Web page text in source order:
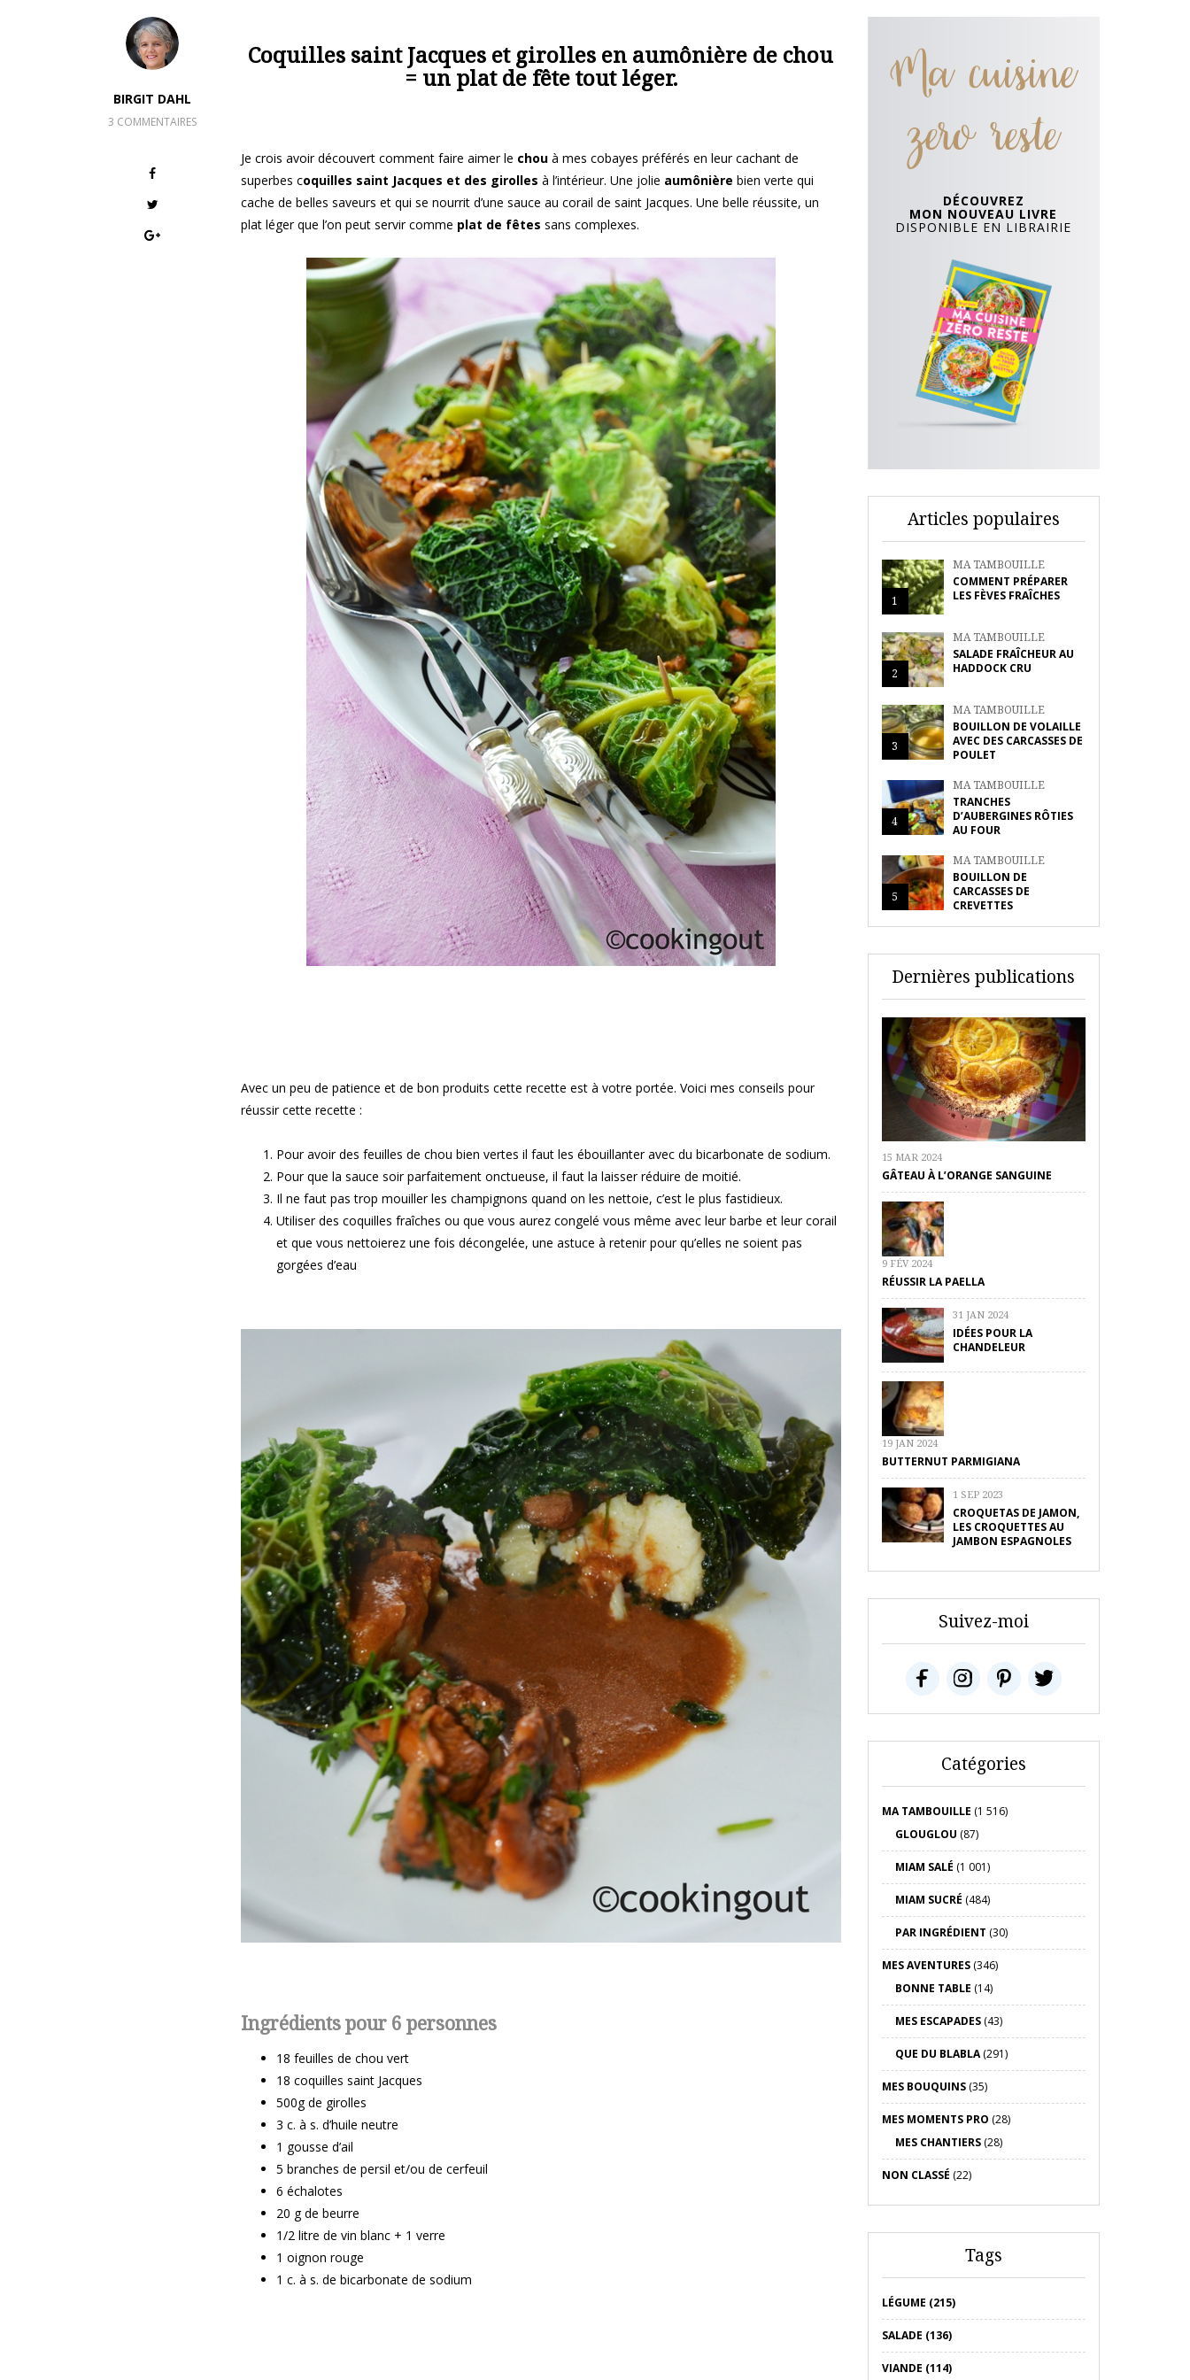
BIRGIT DAHL
3 COMMENTAIRES
Coquilles saint Jacques et girolles en aumônière de chou
= un plat de fête tout léger.
Je crois avoir découvert comment faire aimer le chou à mes cobayes préférés en leur cachant de
superbes coquilles saint Jacques et des girolles à l’intérieur. Une jolie aumônière bien verte qui
cache de belles saveurs et qui se nourrit d’une sauce au corail de saint Jacques. Une belle réussite, un
plat léger que l’on peut servir comme plat de fêtes sans complexes.
Avec un peu de patience et de bon produits cette recette est à votre portée. Voici mes conseils pour
réussir cette recette :
Pour avoir des feuilles de chou bien vertes il faut les ébouillanter avec du bicarbonate de sodium.
Pour que la sauce soir parfaitement onctueuse, il faut la laisser réduire de moitié.
Il ne faut pas trop mouiller les champignons quand on les nettoie, c’est le plus fastidieux.
Utiliser des coquilles fraîches ou que vous aurez congelé vous même avec leur barbe et leur corail
et que vous nettoierez une fois décongelée, une astuce à retenir pour qu’elles ne soient pas
gorgées d’eau
Ingrédients pour 6 personnes
18 feuilles de chou vert
18 coquilles saint Jacques
500g de girolles
3 c. à s. d’huile neutre
1 gousse d’ail
5 branches de persil et/ou de cerfeuil
6 échalotes
20 g de beurre
1/2 litre de vin blanc + 1 verre
1 oignon rouge
1 c. à s. de bicarbonate de sodium
Ma cuisine
zero reste
DÉCOUVREZ
MON NOUVEAU LIVRE
DISPONIBLE EN LIBRAIRIE
Articles populaires
1
MA TAMBOUILLE
COMMENT PRÉPARER
LES FÈVES FRAÎCHES
2
MA TAMBOUILLE
SALADE FRAÎCHEUR AU
HADDOCK CRU
3
MA TAMBOUILLE
BOUILLON DE VOLAILLE
AVEC DES CARCASSES DE
POULET
4
MA TAMBOUILLE
TRANCHES
D’AUBERGINES RÔTIES
AU FOUR
5
MA TAMBOUILLE
BOUILLON DE
CARCASSES DE
CREVETTES
Dernières publications
15 MAR 2024
GÂTEAU À L’ORANGE SANGUINE
9 FÉV 2024
RÉUSSIR LA PAELLA
31 JAN 2024
IDÉES POUR LA
CHANDELEUR
19 JAN 2024
BUTTERNUT PARMIGIANA
1 SEP 2023
CROQUETAS DE JAMON,
LES CROQUETTES AU
JAMBON ESPAGNOLES
Suivez-moi
Catégories
MA TAMBOUILLE (1 516)
GLOUGLOU (87)
MIAM SALÉ (1 001)
MIAM SUCRÉ (484)
PAR INGRÉDIENT (30)
MES AVENTURES(346)
BONNE TABLE (14)
MES ESCAPADES(43)
QUE DU BLABLA(291)
MES BOUQUINS(35)
MES MOMENTS PRO (28)
MES CHANTIERS(28)
NON CLASSÉ (22)
Tags
LÉGUME (215)
SALADE (136)
VIANDE (114)